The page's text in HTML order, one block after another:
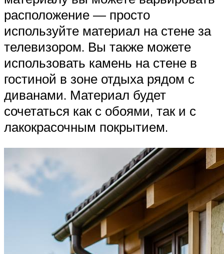
расположение — просто
используйте материал на стене за
телевизором. Вы также можете
использовать камень на стене в
гостиной в зоне отдыха рядом с
диванами. Материал будет
сочетаться как с обоями, так и с
лакокрасочным покрытием.